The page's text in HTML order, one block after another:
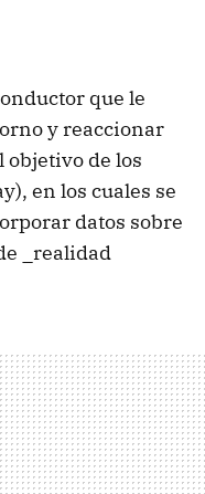
que le
y reaccionar
objetivo de los
en los cuales se
datos sobre
_realidad